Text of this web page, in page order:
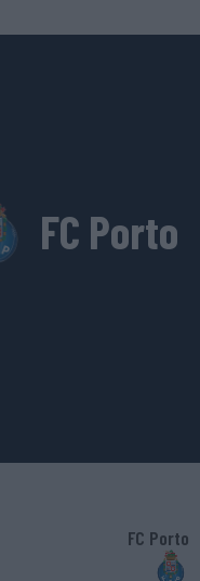
FC Porto
FC Porto